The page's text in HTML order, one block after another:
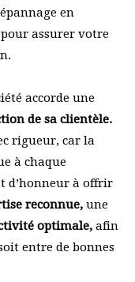
en
pour assurer votre
accorde une
de sa clientèle.
rigueur, car la
à chaque
d’honneur à offrir
reconnue, une
optimale, afin
entre de bonnes